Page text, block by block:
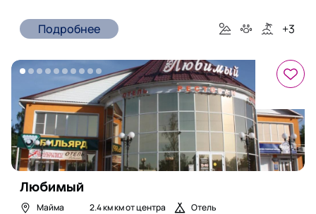
Подробнее +3
Любимый
Майма 2.4 кмкм от центра
Отель